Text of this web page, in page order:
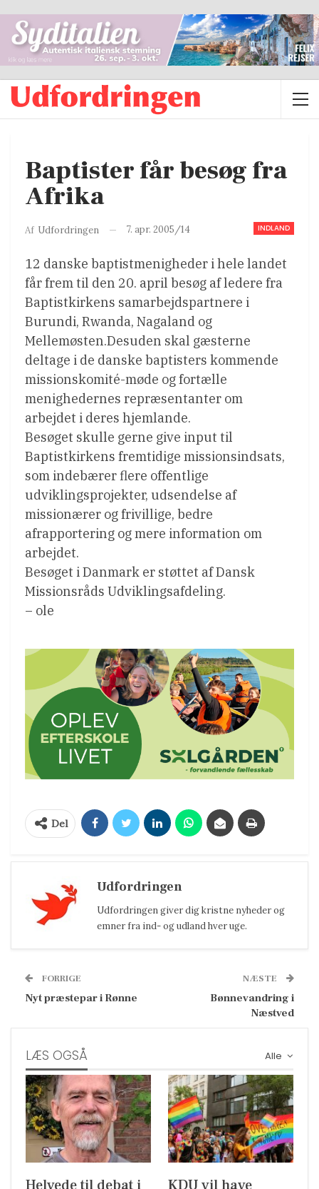
Baptister får besøg fra
Afrika
INDLAND
Af Udfordringen 7. apr. 2005/14
12 danske baptistmenigheder i hele landet
får frem til den 20. april besøg af ledere fra
Baptistkirkens samarbejdspartnere i
Burundi, Rwanda, Nagaland og
Mellemøsten.Desuden skal gæsterne
deltage i de danske baptisters kommende
missionskomité-møde og fortælle
menighedernes repræsentanter om
arbejdet i deres hjemlande.
Besøget skulle gerne give input til
Baptistkirkens fremtidige missionsindsats,
som indebærer flere offentlige
udviklingsprojekter, udsendelse af
missionærer og frivillige, bedre
afrapportering og mere information om
arbejdet.
Besøget i Danmark er støttet af Dansk
Missionsråds Udviklingsafdeling.
– ole
Del
Udfordringen
Udfordringen giver dig kristne nyheder og
emner fra ind- og udland hver uge.
FORRIGE
Nyt præstepar i Rønne
NÆSTE
Bønnevandring i
Næstved
Alle
LÆS OGSÅ